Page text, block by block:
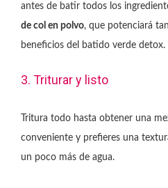
antes de batir todos los
de col en polvo, que potenciará
beneficios del batido verde detox.
3. Triturar y listo
Tritura todo hasta obtener una
conveniente y prefieres una
un poco más de agua.